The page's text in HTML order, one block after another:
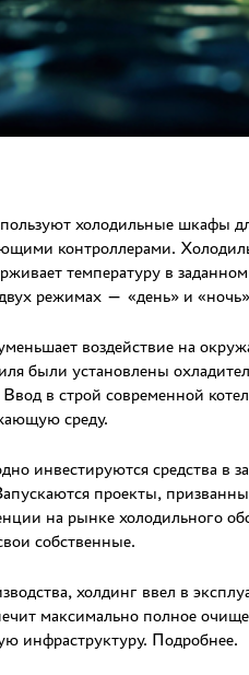
холодильные шкафы
контроллерами.
температуру в
режимах — «день» и
воздействие на
были установлены
в строй современной
среду.
инвестируются средства в
проекты,
на рынке холодильного
собственные.
холдинг ввел в
максимально полное
инфраструктуру. Подробнее.